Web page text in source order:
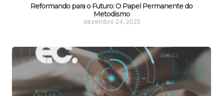
Reformando para o Futuro: O Papel Permanente do
Metodismo
dezembro 24, 2025